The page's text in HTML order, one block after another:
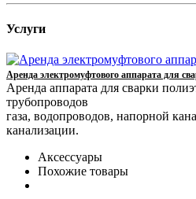
Услуги
Аренда электромуфтового аппарата для
Аренда аппарата для сварки
трубопроводов
газа, водопроводов, напорной
канализации.
Аксессуары
Похожие товары